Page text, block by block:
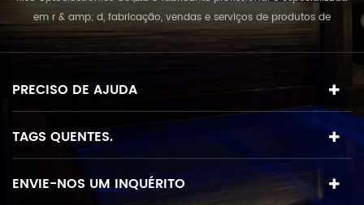
em r & amp; d, fabricação, vendas e serviços de produtos de
iluminação led, com uma grande variedade de unidades de
iluminação para uso residencial, comercial e lanscape. com o
serviço acima de tudo", combinando e...
PRECISO DE AJUDA
TAGS QUENTES.
ENVIE-NOS UM INQUÉRITO